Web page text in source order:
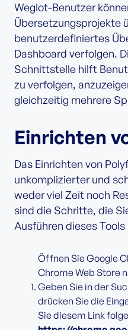
Weglot-Benutzer
Übersetzungsprojekte
benutzerdefiniertes
Dashboard verfolgen.
Schnittstelle hilft
zu verfolgen,
gleichzeitig mehrere
Einrichten
Das Einrichten von
unkomplizierter und
weder viel Zeit noch
sind die Schritte, die
Ausführen dieses
Öffnen Sie Google
Chrome Web Store
Geben Sie in der
drücken Sie die
Sie diesem Link